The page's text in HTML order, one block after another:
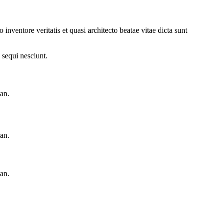
veritatis et quasi architecto beatae vitae dicta sunt
nesciunt.